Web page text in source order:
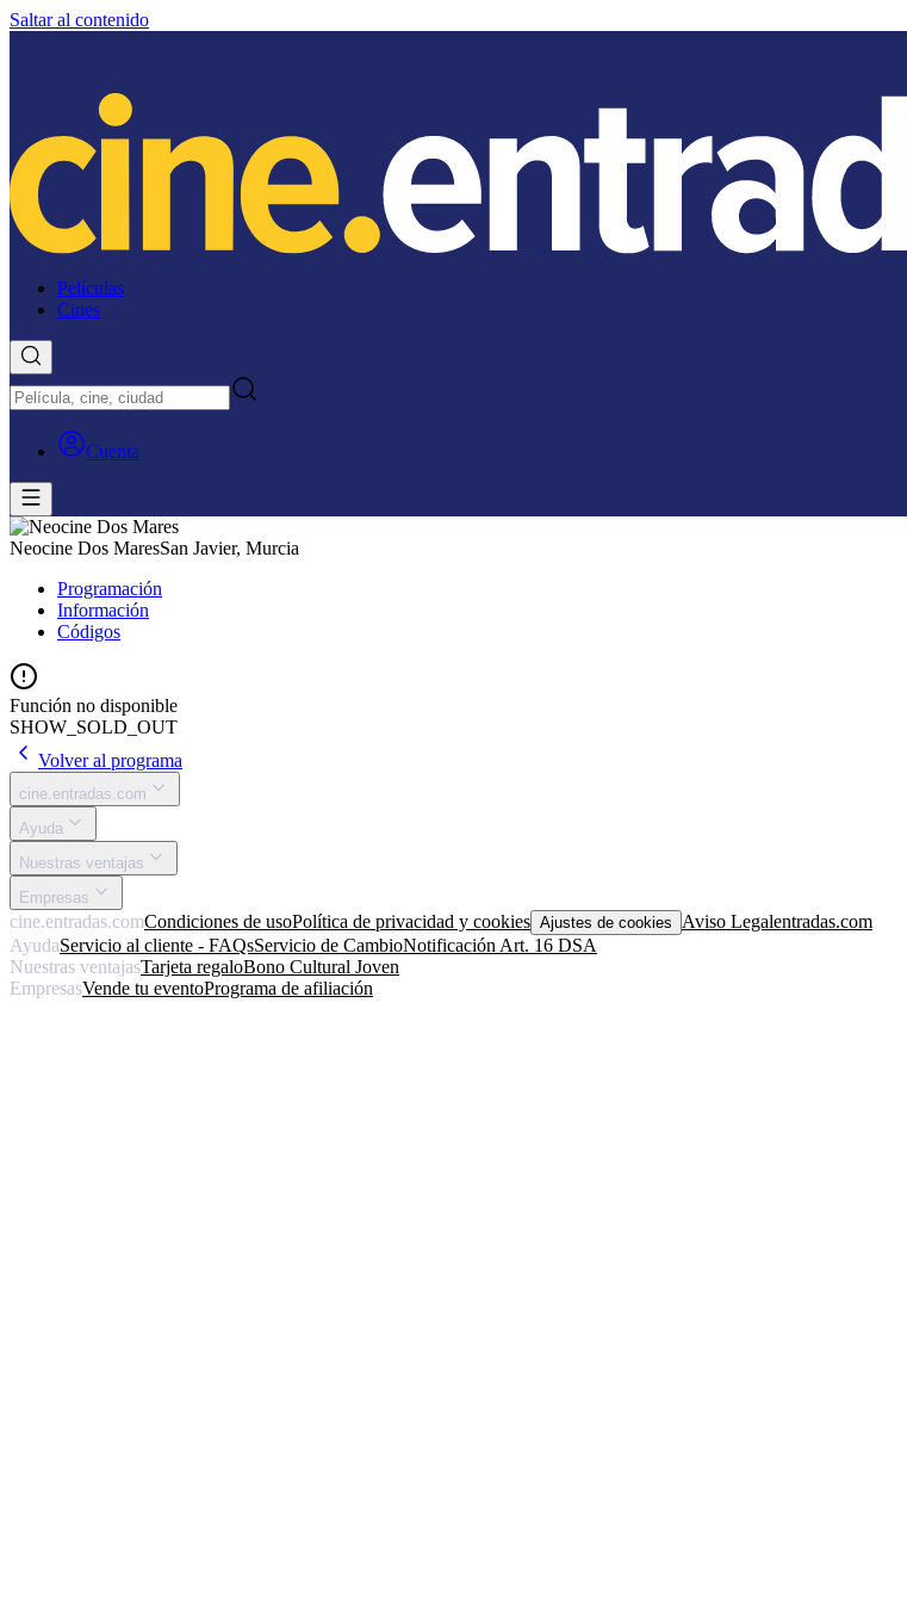
Saltar al contenido
Películas
Cines
Cuenta
Neocine Dos MaresSan Javier, Murcia
Programación
Información
Códigos
Función no disponible
SHOW_SOLD_OUT
Volver al programa
cine.entradas.com
Ayuda
Nuestras ventajas
Empresas
cine.entradas.comCondiciones de usoPolítica de privacidad y cookies Ajustes de cookies Aviso Legalentradas.com
AyudaServicio al cliente - FAQsServicio de CambioNotificación Art. 16 DSA
Nuestras ventajasTarjeta regaloBono Cultural Joven
EmpresasVende tu eventoPrograma de afiliación